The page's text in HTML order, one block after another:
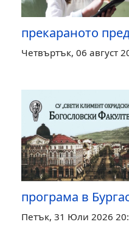
прекараното
Четвъртък, 06 август
програма в
Петък, 31 Юли 2026